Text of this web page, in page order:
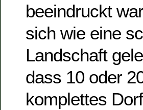
beeindruckt
sich wie eine
Landschaft
dass 10 oder
komplettes